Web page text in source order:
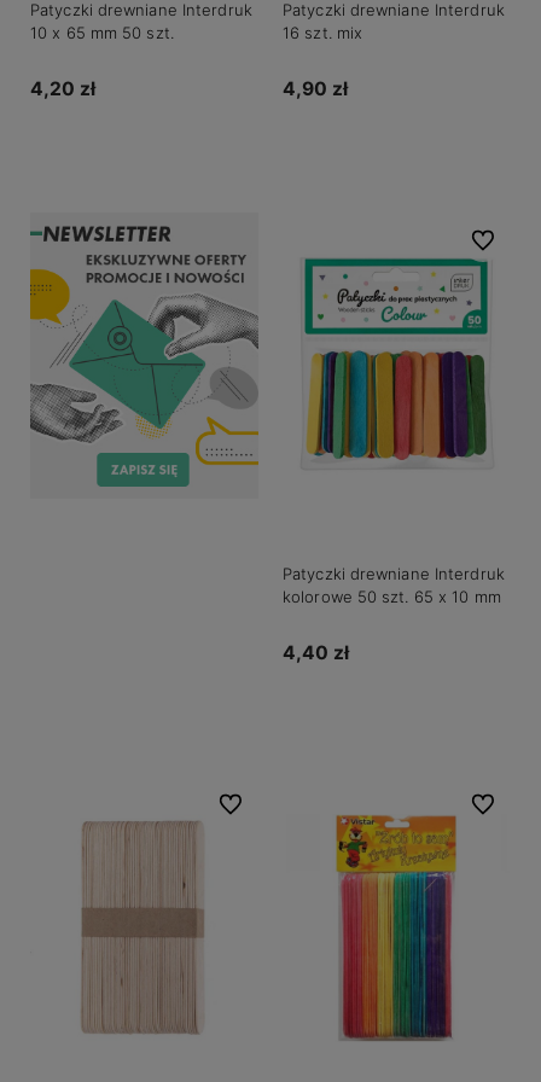
Patyczki drewniane Interdruk
10 x 65 mm 50 szt.
4,20 zł
Patyczki drewniane Interdruk
16 szt. mix
4,90 zł
Patyczki drewniane Interdruk
kolorowe 50 szt. 65 x 10 mm
4,40 zł
Do
Do ulubionych Do